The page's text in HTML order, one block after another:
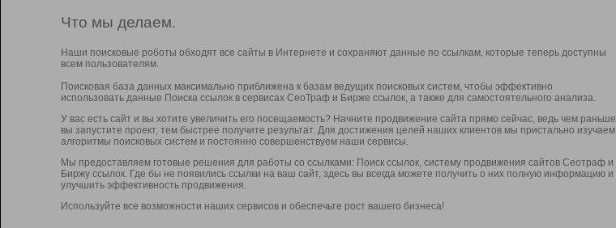
Что мы делаем.
Наши поисковые роботы обходят все сайты в Интернете и сохраняют данные по ссылкам, которые теперь доступны
всем пользователям.
Поисковая база данных максимально приближена к базам ведущих поисковых систем, чтобы эффективно
использовать данные Поиска ссылок в сервисах СеоТраф и Бирже ссылок, а также для самостоятельного анализа.
У вас есть сайт и вы хотите увеличить его посещаемость? Начните продвижение сайта прямо сейчас, ведь чем раньше
вы запустите проект, тем быстрее получите результат. Для достижения целей наших клиентов мы пристально изучаем
алгоритмы поисковых систем и постоянно совершенствуем наши сервисы.
Мы предоставляем готовые решения для работы со ссылками: Поиск ссылок, систему продвижения сайтов Сеотраф и
Биржу ссылок. Где бы не появились ссылки на ваш сайт, здесь вы всегда можете получить о них полную информацию и
улучшить эффективность продвижения.
Используйте все возможности наших сервисов и обеспечьте рост вашего бизнеса!